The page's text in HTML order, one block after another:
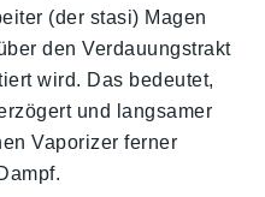
(der stasi) Magen
den Verdauungstrakt
wird. Das bedeutet,
und langsamer
Vaporizer ferner